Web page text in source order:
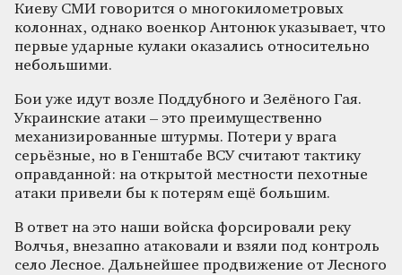
Киеву СМИ говорится о многокилометровых
колоннах, однако военкор Антонюк указывает, что
первые ударные кулаки оказались относительно
небольшими.
Бои уже идут возле Поддубного и Зелёного Гая.
Украинские атаки – это преимущественно
механизированные штурмы. Потери у врага
серьёзные, но в Генштабе ВСУ считают тактику
оправданной: на открытой местности пехотные
атаки привели бы к потерям ещё большим.
В ответ на это наши войска форсировали реку
Волчья, внезапно атаковали и взяли под контроль
село Лесное. Дальнейшее продвижение от Лесного